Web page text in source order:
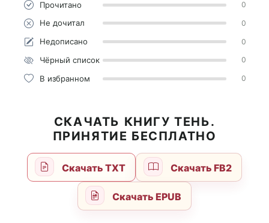
Прочитано 0
Не дочитал 0
Недописано 0
Чёрный список 0
В избранном 0
СКАЧАТЬ КНИГУ ТЕНЬ.
ПРИНЯТИЕ БЕСПЛАТНО
Скачать TXT Скачать FB2
Скачать EPUB